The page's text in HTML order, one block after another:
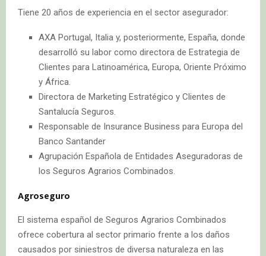
Tiene 20 años de experiencia en el sector asegurador:
AXA Portugal, Italia y, posteriormente, España, donde
desarrolló su labor como directora de Estrategia de
Clientes para Latinoamérica, Europa, Oriente Próximo
y África.
Directora de Marketing Estratégico y Clientes de
Santalucía Seguros.
Responsable de Insurance Business para Europa del
Banco Santander
Agrupación Española de Entidades Aseguradoras de
los Seguros Agrarios Combinados.
Agroseguro
El sistema español de Seguros Agrarios Combinados
ofrece cobertura al sector primario frente a los daños
causados por siniestros de diversa naturaleza en las